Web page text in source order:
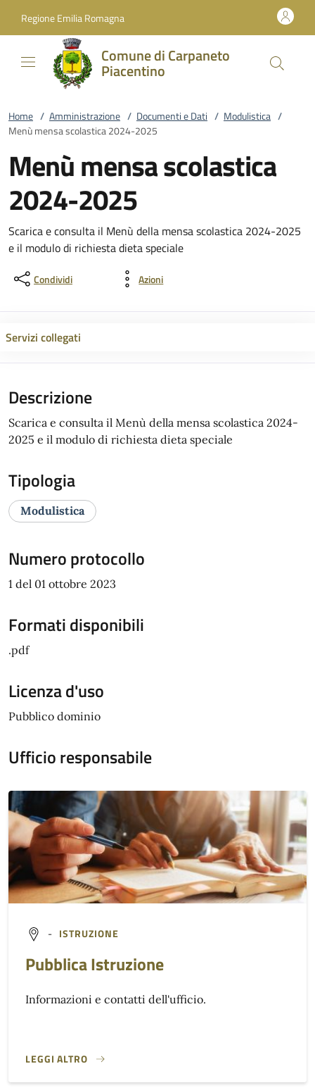
Regione Emilia Romagna
Comune di Carpaneto
Piacentino
Home / Amministrazione / Documenti e Dati / Modulistica /
Menù mensa scolastica 2024-2025
Menù mensa scolastica
2024-2025
Scarica e consulta il Menù della mensa scolastica 2024-2025
e il modulo di richiesta dieta speciale
Condividi Azioni
Servizi collegati
Descrizione
Scarica e consulta il Menù della mensa scolastica 2024-
2025 e il modulo di richiesta dieta speciale
Tipologia
Modulistica
Numero protocollo
1 del 01 ottobre 2023
Formati disponibili
.pdf
Licenza d'uso
Pubblico dominio
Ufficio responsabile
- ISTRUZIONE
Pubblica Istruzione
Informazioni e contatti dell'ufficio.
LEGGI ALTRO
}